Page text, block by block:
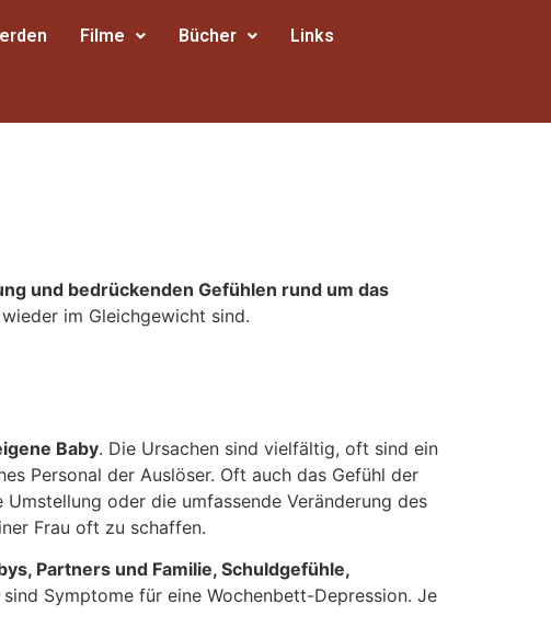
Filme Bücher Links
und bedrückenden Gefühlen rund um das
im Gleichgewicht sind.
Baby. Die Ursachen sind vielfältig, oft sind ein
Personal der Auslöser. Oft auch das Gefühl der
oder die umfassende Veränderung des
Frau oft zu schaffen.
Partners und Familie, Schuldgefühle,
sind Symptome für eine Wochenbett-Depression. Je